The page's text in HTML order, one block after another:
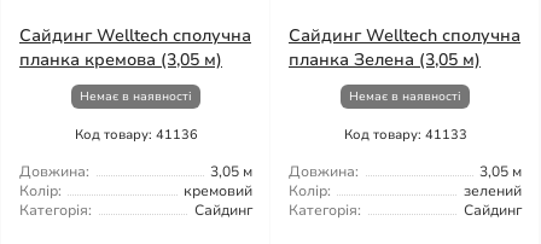
Сайдинг Welltech сполучна
планка кремова (3,05 м)
Немає в наявності
Код товару: 41136
Довжина:
3,05 м
Колір:
кремовий
Категорія:
Сайдинг
Сайдинг Welltech сполучна
планка Зелена (3,05 м)
Немає в наявності
Код товару: 41133
Довжина:
3,05 м
Колір:
зелений
Категорія:
Сайдинг